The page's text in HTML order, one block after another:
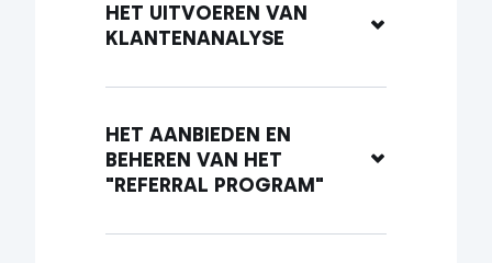
HET UITVOEREN VAN
KLANTENANALYSE
HET AANBIEDEN EN
BEHEREN VAN HET
"REFERRAL PROGRAM"